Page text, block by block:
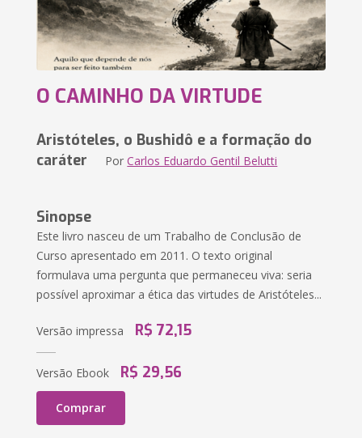
O CAMINHO DA VIRTUDE
Aristóteles, o Bushidô e a formação do
caráter PorCarlos Eduardo Gentil Belutti
Sinopse
Este livro nasceu de um Trabalho de Conclusão de
Curso apresentado em 2011. O texto original
formulava uma pergunta que permaneceu viva: seria
possível aproximar a ética das virtudes de Aristóteles...
Versão impressa R$ 72,15
Versão Ebook R$ 29,56
Comprar